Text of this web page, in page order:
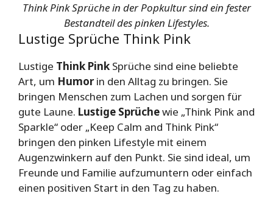
Think Pink Sprüche in der Popkultur sind ein fester
Bestandteil des pinken Lifestyles.
Lustige Sprüche Think Pink
Lustige Think Pink Sprüche sind eine beliebte
Art, um Humorin den Alltag zu bringen. Sie
bringen Menschen zum Lachen und sorgen für
gute Laune. Lustige Sprüchewie „Think Pink and
Sparkle“ oder „Keep Calm and Think Pink“
bringen den pinken Lifestyle mit einem
Augenzwinkern auf den Punkt. Sie sind ideal, um
Freunde und Familie aufzumuntern oder einfach
einen positiven Start in den Tag zu haben.